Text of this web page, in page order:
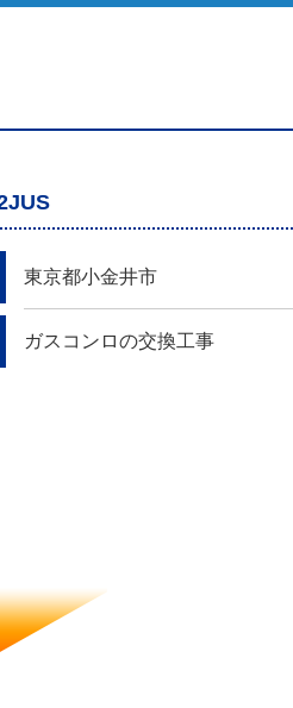
東京都小金井市
ガスコンロの交換工事